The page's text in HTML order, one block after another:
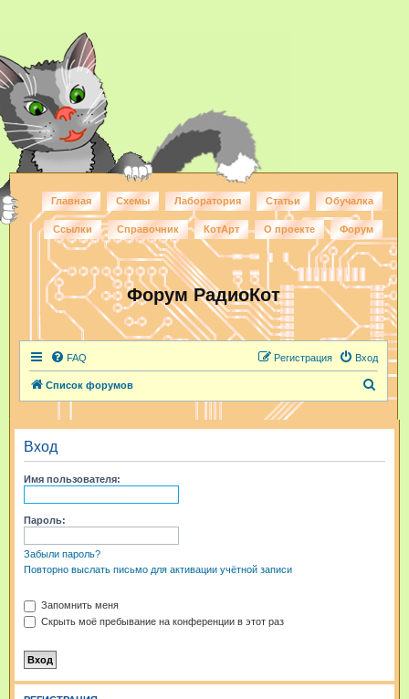
Главная Схемы Лаборатория Статьи Обучалка
Ссылки Справочник КотАрт О проекте Форум
Форум РадиоКот
FAQ Вход
Регистрация
Список форумов
и
Вход
Имя пользователя:
Пароль:
Забыли пароль?
Повторно выслать письмо для активации учётной записи
Запомнить меня
Скрыть моё пребывание на конференции в этот раз